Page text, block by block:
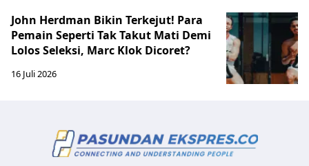
John Herdman Bikin Terkejut! Para
Pemain Seperti Tak Takut Mati Demi
Lolos Seleksi, Marc Klok Dicoret?
16 Juli 2026